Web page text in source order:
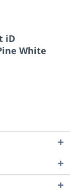
iD
White